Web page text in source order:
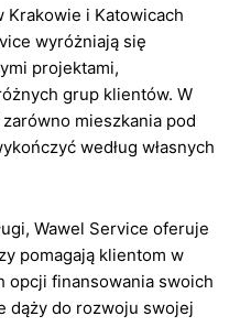
Krakowie i Katowicach
wyróżniają się
projektami,
grup klientów. W
mieszkania pod
według własnych
Wawel Service oferuje
pomagają klientom w
opcji finansowania swoich
dąży do rozwoju swojej